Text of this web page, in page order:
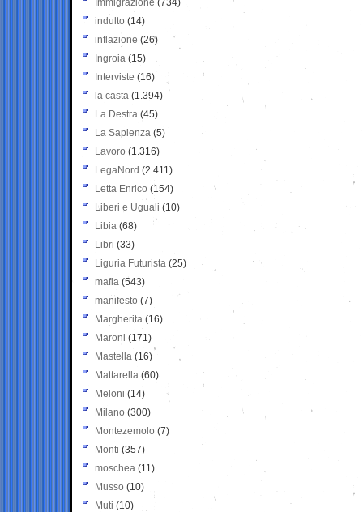
Immigrazione (734)
indulto (14)
inflazione (26)
Ingroia (15)
Interviste (16)
la casta (1.394)
La Destra (45)
La Sapienza (5)
Lavoro (1.316)
LegaNord (2.411)
Letta Enrico (154)
Liberi e Uguali (10)
Libia (68)
Libri (33)
Liguria Futurista (25)
mafia (543)
manifesto (7)
Margherita (16)
Maroni (171)
Mastella (16)
Mattarella (60)
Meloni (14)
Milano (300)
Montezemolo (7)
Monti (357)
moschea (11)
Musso (10)
Muti (10)